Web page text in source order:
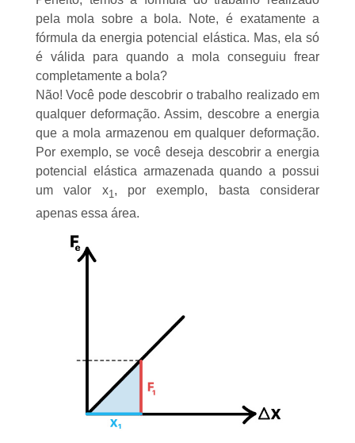
pela mola sobre a bola. Note, é exatamente a
fórmula da energia potencial elástica. Mas, ela só
é válida para quando a mola conseguiu frear
completamente a bola?
Não! Você pode descobrir o trabalho realizado em
qualquer deformação. Assim, descobre a energia
que a mola armazenou em qualquer deformação.
Por exemplo, se você deseja descobrir a energia
potencial elástica armazenada quando a possui
um valor x1, por exemplo, basta considerar
apenas essa área.